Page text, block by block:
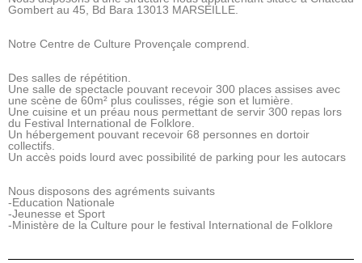
Gombert au 45, Bd Bara 13013 MARSEILLE.
Notre Centre de Culture Provençale comprend.
Des salles de répétition.
Une salle de spectacle pouvant recevoir 300 places assises avec
une scène de 60m² plus coulisses, régie son et lumière.
Une cuisine et un préau nous permettant de servir 300 repas lors
du Festival International de Folklore.
Un hébergement pouvant recevoir 68 personnes en dortoir
collectifs.
Un accès poids lourd avec possibilité de parking pour les autocars
Nous disposons des agréments suivants
-Education Nationale
-Jeunesse et Sport
-Ministère de la Culture pour le festival International de Folklore